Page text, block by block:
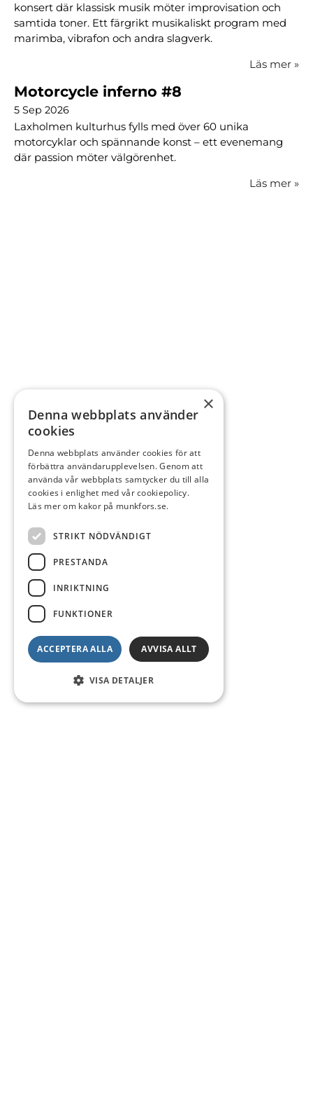
konsert där klassisk musik möter improvisation och
samtida toner. Ett färgrikt musikaliskt program med
marimba, vibrafon och andra slagverk.
Läs mer »
Motorcycle inferno #8
5 Sep 2026
Laxholmen kulturhus fylls med över 60 unika
motorcyklar och spännande konst – ett evenemang
där passion möter välgörenhet.
Läs mer »
×
Denna webbplats använder
cookies
Denna webbplats använder cookies för att
förbättra användarupplevelsen. Genom att
använda vår webbplats samtycker du till alla
cookies i enlighet med vår cookiepolicy.
Läs mer om kakor på munkfors.se.
STRIKT NÖDVÄNDIGT
PRESTANDA
INRIKTNING
FUNKTIONER
ACCEPTERA ALLA AVVISA ALLT
VISA DETALJER